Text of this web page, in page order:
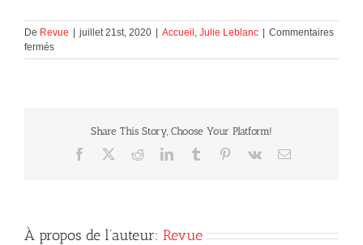
De Revue juillet 21st, 2020 Accueil , Julie Leblanc
Commentaires
ferméssur
Paul
Share This Story, Choose Your Platform!
Facebook RedditLinkedInTumblr Pinterest
Vk Courriel
À propos de l’auteur: Revue